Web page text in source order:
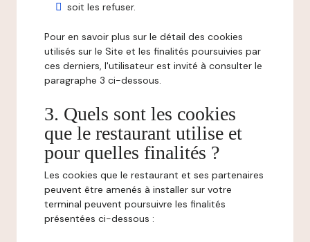
soit les refuser.
Pour en savoir plus sur le détail des cookies
utilisés sur le Site et les finalités poursuivies par
ces derniers, l'utilisateur est invité à consulter le
paragraphe 3 ci-dessous.
3. Quels sont les cookies
que le restaurant utilise et
pour quelles finalités ?
Les cookies que le restaurant et ses partenaires
peuvent être amenés à installer sur votre
terminal peuvent poursuivre les finalités
présentées ci-dessous :